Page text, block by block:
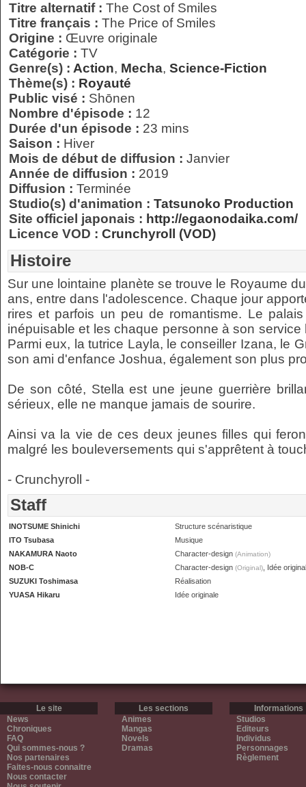
Titre alternatif : The Cost of Smiles
Titre français : The Price of Smiles
Origine : Œuvre originale
Catégorie : TV
Genre(s) : Action, Mecha, Science-Fiction
Thème(s) : Royauté
Public visé : Shōnen
Nombre d'épisode : 12
Durée d'un épisode : 23 mins
Saison : Hiver
Mois de début de diffusion : Janvier
Année de diffusion : 2019
Diffusion : Terminée
Studio(s) d'animation : Tatsunoko Production
Site officiel japonais : http://egaonodaika.com/
Licence VOD : Crunchyroll (VOD)
Histoire
Sur une lointaine planète se trouve le Royaume
ans, entre dans l'adolescence. Chaque jour
rires et parfois un peu de romantisme. Le
inépuisable et les chaque personne à son
Parmi eux, la tutrice Layla, le conseiller Izana, le
son ami d'enfance Joshua, également son plus
De son côté, Stella est une jeune guerrière
sérieux, elle ne manque jamais de sourire.
Ainsi va la vie de ces deux jeunes filles qui
malgré les bouleversements qui s'apprêtent à
- Crunchyroll -
Staff
INOTSUME Shinichi
Structure scénaristique
ITO Tsubasa
Musique
NAKAMURA Naoto
Character-design (Animation)
NOB-C Character-design (Original) , Idée
SUZUKI Toshimasa
Réalisation
YUASA Hikaru
Idée originale
Le site
News
Chroniques
FAQ
Qui sommes-nous ?
Nos partenaires
Faites-nous connaitre
Nous contacter
Les sections
Animes
Mangas
Novels
Dramas
Informations
Studios
Editeurs
Individus
Personnages
Règlement